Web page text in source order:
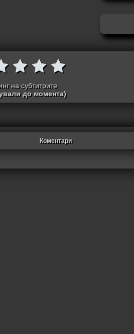
на субтитрите
до момента)
Коментари